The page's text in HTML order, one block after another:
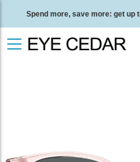
Spend more, save more: get up
Free standard delivery